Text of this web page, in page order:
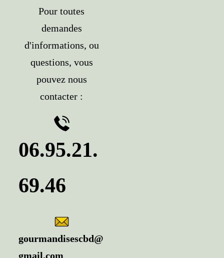
Pour toutes
demandes
d'informations, ou
questions, vous
pouvez nous
contacter :
06.95.21.
69.46
gourmandisescbd@
gmail.com